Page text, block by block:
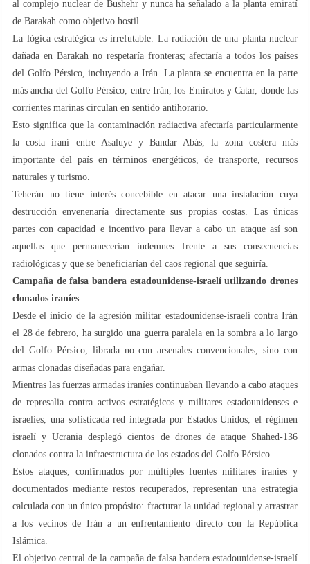
al complejo nuclear de Bushehr y nunca ha señalado a la planta emiratí
de Barakah como objetivo hostil.
La lógica estratégica es irrefutable. La radiación de una planta nuclear
dañada en Barakah no respetaría fronteras; afectaría a todos los países
del Golfo Pérsico, incluyendo a Irán. La planta se encuentra en la parte
más ancha del Golfo Pérsico, entre Irán, los Emiratos y Catar, donde las
corrientes marinas circulan en sentido antihorario.
Esto significa que la contaminación radiactiva afectaría particularmente
la costa iraní entre Asaluye y Bandar Abás, la zona costera más
importante del país en términos energéticos, de transporte, recursos
naturales y turismo.
Teherán no tiene interés concebible en atacar una instalación cuya
destrucción envenenaría directamente sus propias costas. Las únicas
partes con capacidad e incentivo para llevar a cabo un ataque así son
aquellas que permanecerían indemnes frente a sus consecuencias
radiológicas y que se beneficiarían del caos regional que seguiría.
Campaña de falsa bandera estadounidense-israelí utilizando drones
clonados iraníes
Desde el inicio de la agresión militar estadounidense-israelí contra Irán
el 28 de febrero, ha surgido una guerra paralela en la sombra a lo largo
del Golfo Pérsico, librada no con arsenales convencionales, sino con
armas clonadas diseñadas para engañar.
Mientras las fuerzas armadas iraníes continuaban llevando a cabo ataques
de represalia contra activos estratégicos y militares estadounidenses e
israelíes, una sofisticada red integrada por Estados Unidos, el régimen
israelí y Ucrania desplegó cientos de drones de ataque Shahed-136
clonados contra la infraestructura de los estados del Golfo Pérsico.
Estos ataques, confirmados por múltiples fuentes militares iraníes y
documentados mediante restos recuperados, representan una estrategia
calculada con un único propósito: fracturar la unidad regional y arrastrar
a los vecinos de Irán a un enfrentamiento directo con la República
Islámica.
El objetivo central de la campaña de falsa bandera estadounidense-israelí